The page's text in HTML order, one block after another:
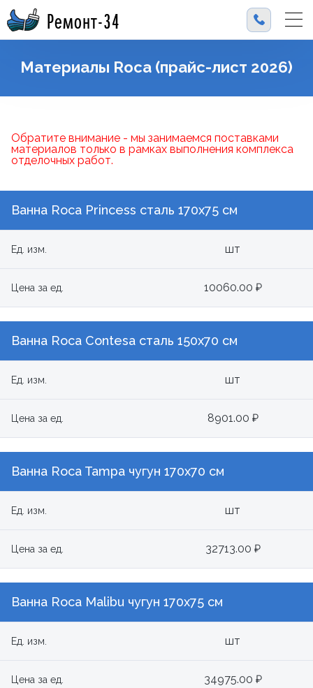
Ремонт-34
Материалы Roca (прайс-лист 2026)
Обратите внимание - мы занимаемся поставками
материалов только в рамках выполнения комплекса
отделочных работ.
Ванна Roca Princess сталь 170х75 см
Ед. изм. шт
Цена за ед. 10060.00 ₽
Ванна Roca Contesa сталь 150х70 см
Ед. изм. шт
Цена за ед. 8901.00 ₽
Ванна Roca Tampa чугун 170x70 см
Ед. изм. шт
Цена за ед. 32713.00 ₽
Ванна Roca Malibu чугун 170х75 см
Ед. изм. шт
Цена за ед. 34975.00 ₽